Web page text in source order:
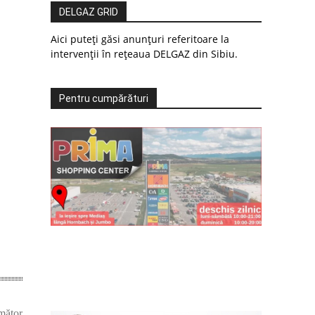
DELGAZ GRID
Aici puteți găsi anunțuri referitoare la
intervenții în rețeaua DELGAZ din Sibiu.
Pentru cumpărături